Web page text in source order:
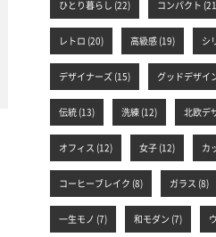
ひとり暮らし (22) コンパクト
レトロ (20) 高級感 (19) シ
デザイナーズ (15) グッドデザイ
伝統 (13) 洗練 (12) 北欧デ
オフィス (12) 女子 (12) カ
コーヒーブレイク (8) ガラス (8)
一生モノ (7) 和モダン (7)